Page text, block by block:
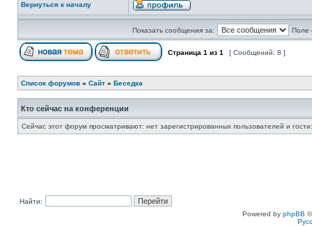
Вернуться к началу
Показать сообщения за: Поле
Страница 1 из 1 [ Сообщений: 8 ]
Список форумов » Сайт » Беседка
Кто сейчас на конференции
Сейчас этот форум просматривают: нет зарегистрированных пользователей и
Найти:
Powered by phpBB